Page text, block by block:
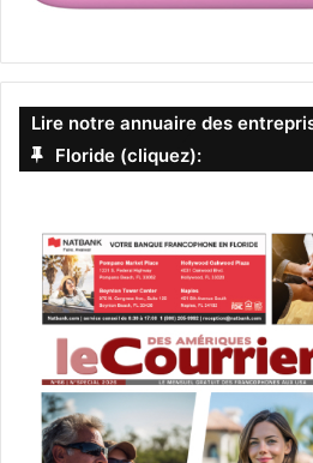
Lire notre annuaire des
Floride (cliquez):